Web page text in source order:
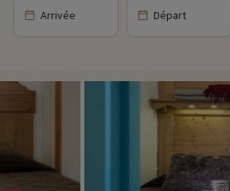
en plein air, des festivals de
excursion à cheval. Profitez de l'occasion
famille à proximité de nos
vous pouvez les découvrir
en cliquant ici !
Arrivée Départ